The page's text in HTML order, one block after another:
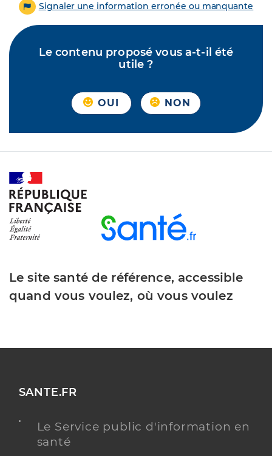
Signaler une information erronée ou manquante
Le contenu proposé vous a-t-il été
utile ?
OUI NON
Le site santé de référence, accessible
quand vous voulez, où vous voulez
SANTE.FR
Le Service public d'information en
santé